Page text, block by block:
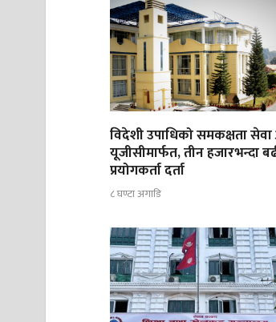
विदेशी उपाधिको समकक्षता
यूजीसीमार्फत, तीन हजारभन्दा
प्रयोगकर्ता दर्ता
८ घण्टा अगाडि